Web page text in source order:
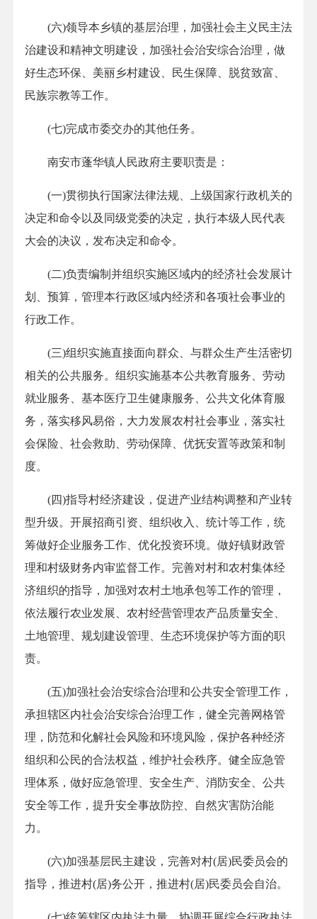
(六)领导本乡镇的基层治理，加强社会主义民主法
治建设和精神文明建设，加强社会治安综合治理，做
好生态环保、美丽乡村建设、民生保障、脱贫致富、
民族宗教等工作。
(七)完成市委交办的其他任务。
南安市蓬华镇人民政府主要职责是：
(一)贯彻执行国家法律法规、上级国家行政机关的
决定和命令以及同级党委的决定，执行本级人民代表
大会的决议，发布决定和命令。
(二)负责编制并组织实施区域内的经济社会发展计
划、预算，管理本行政区域内经济和各项社会事业的
行政工作。
(三)组织实施直接面向群众、与群众生产生活密切
相关的公共服务。组织实施基本公共教育服务、劳动
就业服务、基本医疗卫生健康服务、公共文化体育服
务，落实移风易俗，大力发展农村社会事业，落实社
会保险、社会救助、劳动保障、优抚安置等政策和制
度。
(四)指导村经济建设，促进产业结构调整和产业转
型升级。开展招商引资、组织收入、统计等工作，统
筹做好企业服务工作、优化投资环境。做好镇财政管
理和村级财务内审监督工作。完善对村和农村集体经
济组织的指导，加强对农村土地承包等工作的管理，
依法履行农业发展、农村经营管理农产品质量安全、
土地管理、规划建设管理、生态环境保护等方面的职
责。
(五)加强社会治安综合治理和公共安全管理工作，
承担辖区内社会治安综合治理工作，健全完善网格管
理，防范和化解社会风险和环境风险，保护各种经济
组织和公民的合法权益，维护社会秩序。健全应急管
理体系，做好应急管理、安全生产、消防安全、公共
安全等工作，提升安全事故防控、自然灾害防治能
力。
(六)加强基层民主建设，完善对村(居)民委员会的
指导，推进村(居)务公开，推进村(居)民委员会自治。